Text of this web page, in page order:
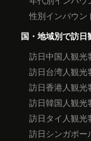
性別インバウン
国・地域別で訪日
訪日中国人観光
訪日台湾人観光
訪日香港人観光
訪日韓国人観光
訪日タイ人観光
訪日シンガポー